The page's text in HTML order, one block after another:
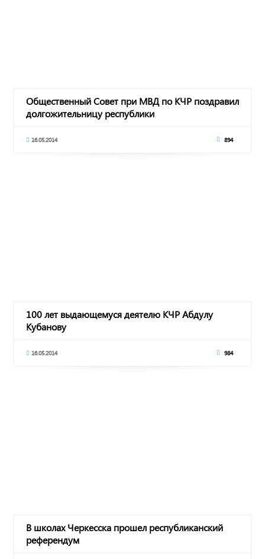
Общественный Совет при МВД по КЧР поздравил
долгожительницу республики
16.05.2014 894
100 лет выдающемуся деятелю КЧР Абдулу
Кубанову
16.05.2014 984
В школах Черкесска прошел республиканский
референдум